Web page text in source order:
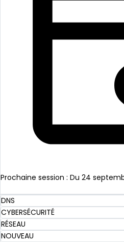
Prochaine session : Du 24
DNS
CYBERSÉCURITÉ
RÉSEAU
NOUVEAU